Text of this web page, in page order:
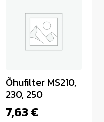
Õhufilter MS210,
230, 250
7,63€